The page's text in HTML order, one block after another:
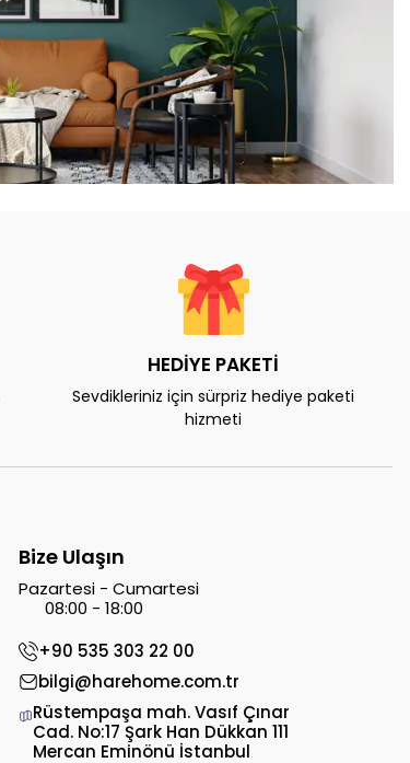
HEDİYE PAKETİ
Sevdikleriniz için sürpriz hediye paketi
hizmeti
Bize Ulaşın
Pazartesi - Cumartesi
08:00 - 18:00
+90 535 303 22 00
bilgi@harehome.com.tr
Rüstempaşa mah. Vasıf Çınar
Cad. No:17 Şark Han Dükkan 111
Mercan Eminönü İstanbul